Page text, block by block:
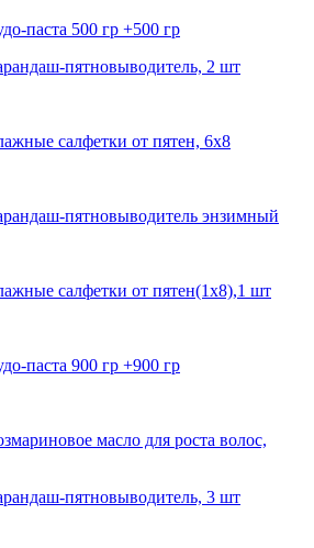
паста 500 гр +500 гр
пятновыводитель, 2 шт
салфетки от пятен, 6х8
пятновыводитель энзимный
салфетки от пятен(1х8),1 шт
паста 900 гр +900 гр
масло для роста волос,
пятновыводитель, 3 шт